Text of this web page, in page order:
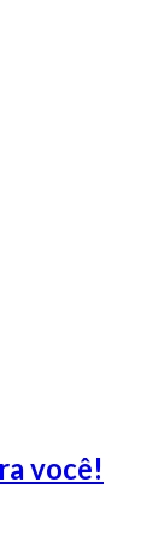
você!